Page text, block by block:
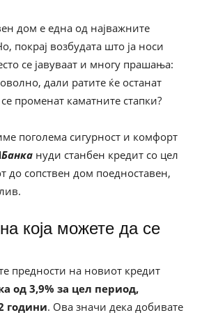
дом е една од најважните
покрај возбудата што ја носи
се јавуваат и многу прашања:
дали ратите ќе останат
променат каматните стапки?
поголема сигурност и комфорт
Банка нуди станбен кредит со цел
до сопствен дом поедноставен,
која можете да се
предности на новиот кредит
од 3,9% за цел период,
години. Ова значи дека добивате